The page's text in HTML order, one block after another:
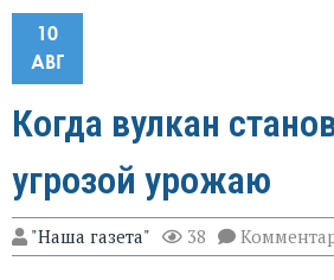
10
АВГ
Когда вулкан
угрозой урожаю
"Наша газета" 38